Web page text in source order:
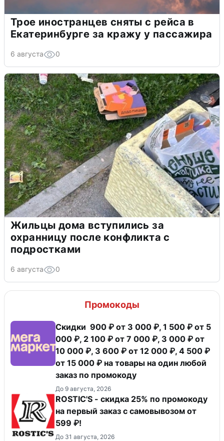
Трое иностранцев сняты с рейса в
Екатеринбурге за кражу у пассажира
6 августа 0
Жильцы дома вступились за
охранницу после конфликта с
подростками
6 августа 0
Промокоды
Скидки 900 ₽ от 3 000 ₽, 1 500 ₽ от 5
000 ₽, 2 100 ₽ от 7 000 ₽, 3 000 ₽ от
10 000 ₽, 3 600 ₽ от 12 000 ₽, 4 500 ₽
от 15 000 ₽ на товары на один любой
заказ по промокоду
До 9 августа, 2026
ROSTIC'S - скидка 25% по промокоду
на первый заказ с самовывозом от
599 ₽!
До 31 августа, 2026